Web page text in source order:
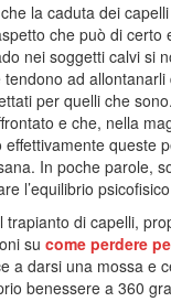
la caduta dei
che può di certo
nei soggetti calvi si
ad
per quelli che
e che, nella
effettivamente queste
In poche parole,
l’equilibrio
trapianto di capelli,
su come perdere
a darsi una mossa e
benessere a 360